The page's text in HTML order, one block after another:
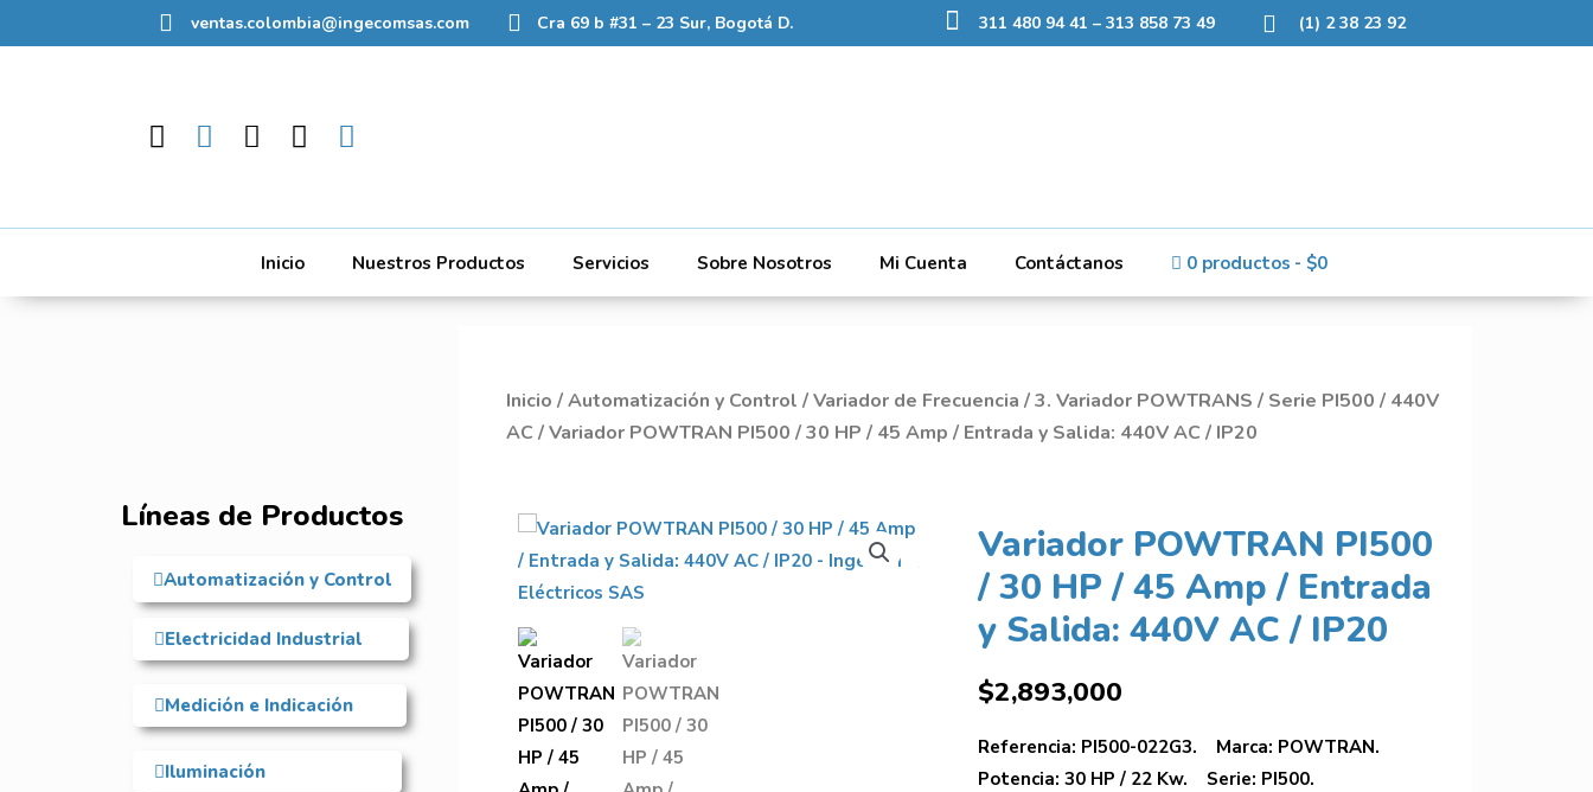
ventas.colombia@ingecomsas.com Cra 69 b #31 – 23 Sur, Bogotá D. 311 480 94 41 – 313 858 73 49 (1) 2 38 23 92
Inicio Nuestros Productos Servicios Sobre Nosotros Mi Cuenta Contáctanos 0 productos $0
Inicio /Automatización y Control /Variador de Frecuencia /3. Variador POWTRANS / Serie PI500 / 440V
AC / Variador POWTRAN PI500 / 30 HP / 45 Amp / Entrada y Salida: 440V AC / IP20
Líneas de Productos
Automatización y Control
Electricidad Industrial
Medición e Indicación
Iluminación
Variador POWTRAN PI500
/ 30 HP / 45 Amp / Entrada
y Salida: 440V AC / IP20
$2,893,000
Referencia: PI500-022G3. Marca: POWTRAN.
Potencia: 30 HP / 22 Kw. Serie: PI500.